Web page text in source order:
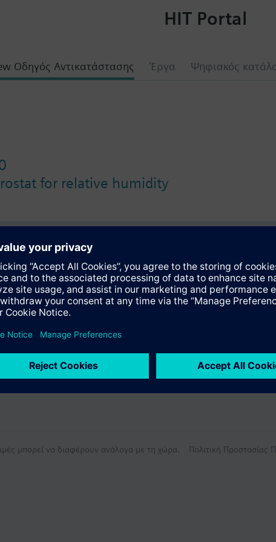
Οδηγός Αντικατάστασης Έργα Ψηφιακός
HIT Portal
for relative humidity
μπορεί να διαφέρουν ανάλογα με τη χώρα. Πολιτική